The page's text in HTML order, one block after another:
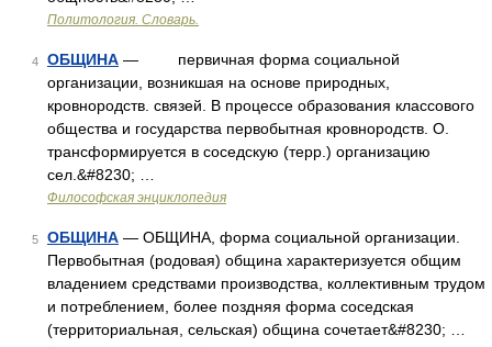
Политология. Словарь.
4 ОБЩИНА — первичная форма социальной
организации, возникшая на основе природных,
кровнородств. связей. В процессе образования классового
общества и государства первобытная кровнородств. О.
трансформируется в соседскую (терр.) организацию
сел.&#8230; …
Философская энциклопедия
5 ОБЩИНА — ОБЩИНА, форма социальной организации.
Первобытная (родовая) община характеризуется общим
владением средствами производства, коллективным трудом
и потреблением, более поздняя форма соседская
(территориальная, сельская) община сочетает&#8230; …